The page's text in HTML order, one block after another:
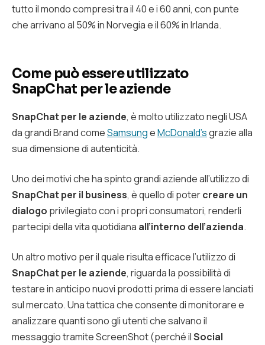
tutto il mondo compresi tra il 40 e i 60 anni, con punte
che arrivano al 50% in Norvegia e il 60% in Irlanda.
Come può essere utilizzato
SnapChat per le aziende
SnapChat per le aziende, è molto utilizzato negli USA
da grandi Brand comeSamsungeMcDonald’sgrazie alla
sua dimensione di autenticità.
Uno dei motivi che ha spinto grandi aziende all’utilizzo di
SnapChat per il business, è quello di potercreare un
dialogo privilegiato con i propri consumatori, renderli
partecipi della vita quotidiana all’interno dell’azienda.
Un altro motivo per il quale risulta efficace l’utilizzo di
SnapChat per le aziende, riguarda la possibilità di
testare in anticipo nuovi prodotti prima di essere lanciati
sul mercato. Una tattica che consente di monitorare e
analizzare quanti sono gli utenti che salvano il
messaggio tramite ScreenShot (perché ilSocial